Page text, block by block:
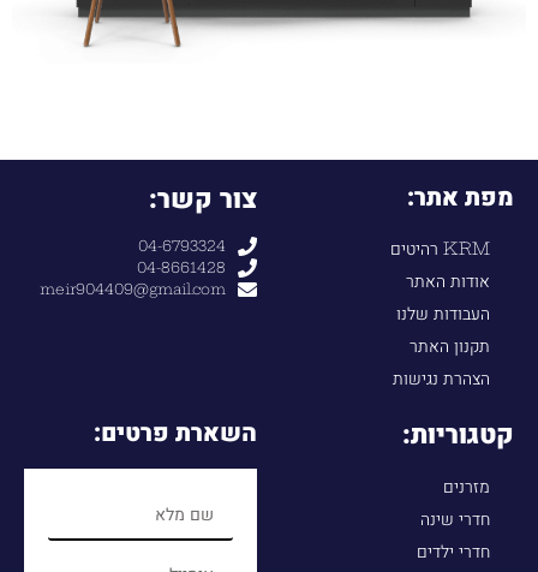
מפת אתר:
KRM רהיטים
אודות האתר
העבודות שלנו
תקנון האתר
הצהרת נגישות
צור קשר:
04-6793324
04-8661428
meir904409@gmail.com
קטגוריות:
מזרנים
חדרי שינה
חדרי ילדים
השארת פרטים: